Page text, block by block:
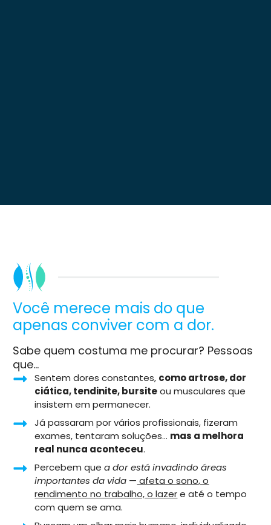
Você merece mais do que
apenas conviver com a dor.
Sabe quem costuma me procurar? Pessoas
que...
Sentem dores constantes, como artrose, dor
ciática, tendinite, bursiteou musculares que
insistem em permanecer.
Já passaram por vários profissionais, fizeram
exames, tentaram soluções… mas a melhora
real nunca aconteceu.
Percebem quea dor está invadindo áreas
importantes da vida — afeta o sono, o
rendimento no trabalho, o lazere até o tempo
com quem se ama.